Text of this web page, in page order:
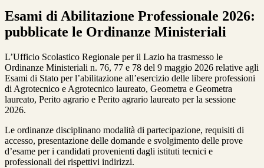
Esami di Abilitazione Professionale 2026:
pubblicate le Ordinanze Ministeriali
L’Ufficio Scolastico Regionale per il Lazio ha trasmesso le
Ordinanze Ministeriali n. 76, 77 e 78 del 9 maggio 2026 relative agli
Esami di Stato per l’abilitazione all’esercizio delle libere professioni
di Agrotecnico e Agrotecnico laureato, Geometra e Geometra
laureato, Perito agrario e Perito agrario laureato per la sessione
2026.
Le ordinanze disciplinano modalità di partecipazione, requisiti di
accesso, presentazione delle domande e svolgimento delle prove
d’esame per i candidati provenienti dagli istituti tecnici e
professionali dei rispettivi indirizzi.